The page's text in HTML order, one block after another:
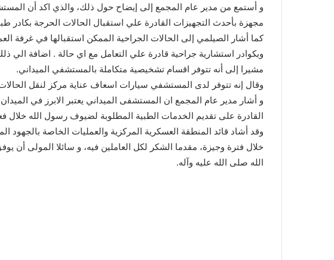
و أستمع من مدير عام المجمع إلى إيضاح حول ذلك، والذي اكد أن
مجهزة بأحدث التجهيزات القادرة علي استقبال الحالات الحرجة بكادر
كما أشار الصيلمي إلى الحالات الجراحية الممكن استقبالها في غرفة
وبكوادر استشارية جراحية قادرة علي التعامل مع اي حالة . اضافة الي
مشيرا إلى أنه تتوفر اقسام تشخيصية متكاملة بالمستشفي الميداني.
وقال إنه تتوفر لدى المستشفي سيارات اسعاف عناية مركز لنقل
و أشار مدير عام المجمع ان المستشفى الميداني يعتبر الابرز في
القادرة على تقديم الخدمات الطبية المطلوبة لضيوف رسول الله خلال
وقد أشاد قائد المنطقة العسكرية المركزية والعمليات الخاصة بالجهود
خلال فترة وجيزة، مقدما الشكر لكل العاملين فيه، و سائلا المولى أن
الله صلى الله عليه وآله.